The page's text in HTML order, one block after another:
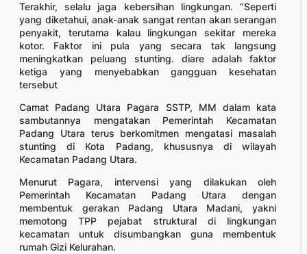
Terakhir, selalu jaga kebersihan lingkungan. “Seperti
yang diketahui, anak-anak sangat rentan akan serangan
penyakit, terutama kalau lingkungan sekitar mereka
kotor. Faktor ini pula yang secara tak langsung
meningkatkan peluang stunting. diare adalah faktor
ketiga yang menyebabkan gangguan kesehatan
tersebut
Camat Padang Utara Pagara SSTP, MM dalam kata
sambutannya mengatakan Pemerintah Kecamatan
Padang Utara terus berkomitmen mengatasi masalah
stunting di Kota Padang, khususnya di wilayah
Kecamatan Padang Utara.
Menurut Pagara, intervensi yang dilakukan oleh
Pemerintah Kecamatan Padang Utara dengan
membentuk gerakan Padang Utara Madani, yakni
memotong TPP pejabat struktural di lingkungan
kecamatan untuk disumbangkan guna membentuk
rumah Gizi Kelurahan.